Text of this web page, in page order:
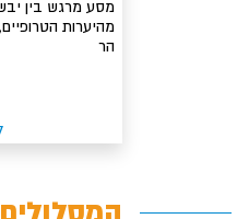
מסע מרגש בין
מהיערות
הר